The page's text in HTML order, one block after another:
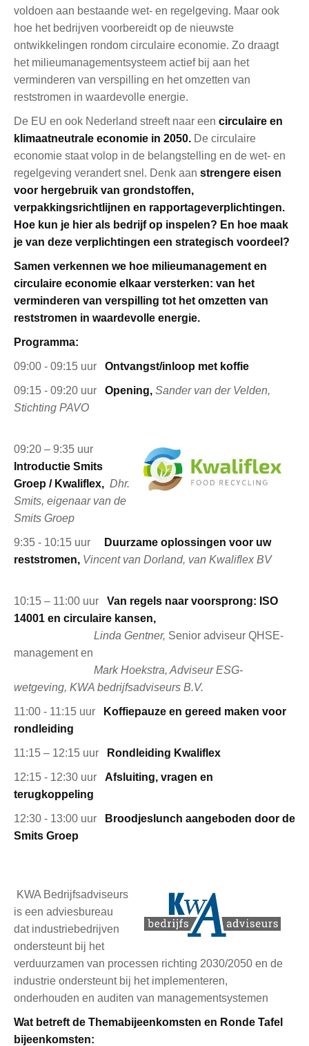
voldoen aan bestaande wet- en regelgeving. Maar ook
hoe het bedrijven voorbereidt op de nieuwste
ontwikkelingen rondom circulaire economie. Zo draagt
het milieumanagementsysteem actief bij aan het
verminderen van verspilling en het omzetten van
reststromen in waardevolle energie.
De EU en ook Nederland streeft naar een circulaire en
klimaatneutrale economie in 2050. De circulaire
economie staat volop in de belangstelling en de wet- en
regelgeving verandert snel. Denk aan strengere eisen
voor hergebruik van grondstoffen,
verpakkingsrichtlijnen en rapportageverplichtingen.
Hoe kun je hier als bedrijf op inspelen? En hoe maak
je van deze verplichtingen een strategisch voordeel?
Samen verkennen we hoe milieumanagement en
circulaire economie elkaar versterken: van het
verminderen van verspilling tot het omzetten van
reststromen in waardevolle energie.
Programma:
09:00 - 09:15 uur Ontvangst/inloop met koffie
09:15 - 09:20 uur Opening, Sander van der Velden,
Stichting PAVO
09:20 – 9:35 uur
Introductie Smits
Groep / Kwaliflex, Dhr.
Smits, eigenaar van de
Smits Groep
9:35 - 10:15 uur
Duurzame oplossingen voor uw
reststromen, Vincent van Dorland, van Kwaliflex BV
10:15 – 11:00 uur Van regels naar voorsprong: ISO
14001 en circulaire kansen,
Linda Gentner, Senior adviseur QHSE-
management en
Mark Hoekstra, Adviseur ESG-
wetgeving, KWA bedrijfsadviseurs B.V.
11:00 - 11:15 uur
Koffiepauze en gereed maken voor
rondleiding
11:15 – 12:15 uur Rondleiding Kwaliflex
12:15 - 12:30 uur Afsluiting, vragen en
terugkoppeling
12:30 - 13:00 uur
Broodjeslunch aangeboden door de
Smits Groep
KWA Bedrijfsadviseurs
is een adviesbureau
dat industriebedrijven
ondersteunt bij het
verduurzamen van processen richting 2030/2050 en de
industrie ondersteunt bij het implementeren,
onderhouden en auditen van managementsystemen
Wat betreft de Themabijeenkomsten en Ronde Tafel
bijeenkomsten: